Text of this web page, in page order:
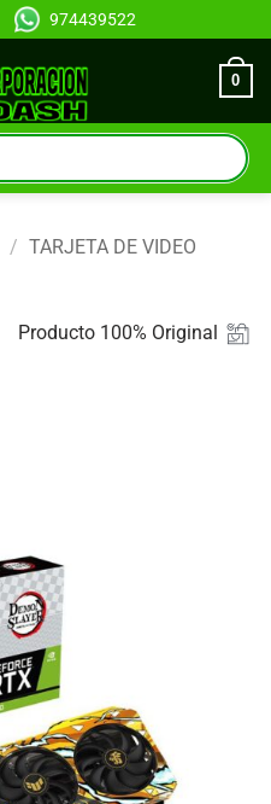
974439522
0
/ TARJETA DE VIDEO
Producto 100% Original